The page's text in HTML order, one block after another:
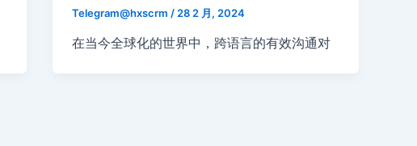
Telegram@hxscrm / 28 2 月, 2024
在当今全球化的世界中，跨语言的有效沟通对